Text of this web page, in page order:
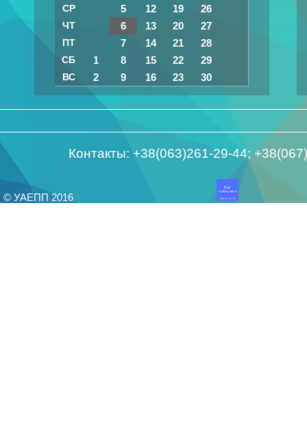
СР 5 12 19 26
ЧТ 6 13 20 27
ПТ 7 14 21 28
СБ 1 8 15 22 29
ВС 2 9 16 23 30
Контакты: +38(063)261-29-44;
© УАЕПП 2016